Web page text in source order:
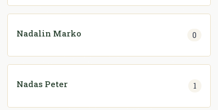
Nadalin Marko 0
Nadas Peter 1